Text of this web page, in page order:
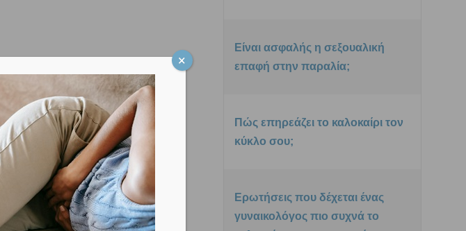
Είναι ασφαλής η σεξουαλική
επαφή στην παραλία;
Πώς επηρεάζει το καλοκαίρι τον
κύκλο σου;
Ερωτήσεις που δέχεται ένας
γυναικολόγος πιο συχνά το